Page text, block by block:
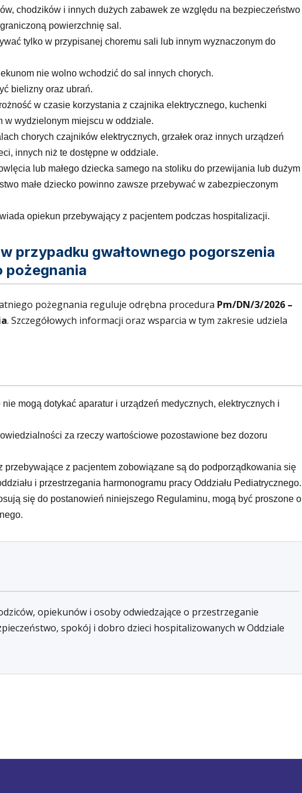
chodzików i innych dużych zabawek ze względu na bezpieczeństwo
powierzchnię sal.
tylko w przypisanej choremu sali lub innym wyznaczonym do
nie wolno wchodzić do sal innych chorych.
bielizny oraz ubrań.
w czasie korzystania z czajnika elektrycznego, kuchenki
w wydzielonym miejscu w oddziale.
chorych czajników elektrycznych, grzałek oraz innych urządzeń
innych niż te dostępne w oddziale.
lub małego dziecka samego na stoliku do przewijania lub dużym
małe dziecko powinno zawsze przebywać w zabezpieczonym
opiekun przebywający z pacjentem podczas hospitalizacji.
przypadku gwałtownego pogorszenia
pożegnania
pożegnania reguluje odrębna procedura Pm/DN/3/2026 –
. Szczegółowych informacji oraz wsparcia w tym zakresie udziela
mogą dotykać aparatur i urządzeń medycznych, elektrycznych i
za rzeczy wartościowe pozostawione bez dozoru
przebywające z pacjentem zobowiązane są do podporządkowania się
i przestrzegania harmonogramu pracy Oddziału Pediatrycznego.
się do postanowień niniejszego Regulaminu, mogą być proszone o
opiekunów i osoby odwiedzające o przestrzeganie
spokój i dobro dzieci hospitalizowanych w Oddziale